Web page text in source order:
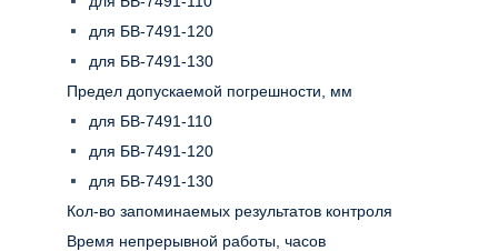
для БВ-7491-120
для БВ-7491-130
Предел допускаемой погрешности, мм
для БВ-7491-110
для БВ-7491-120
для БВ-7491-130
Кол-во запоминаемых результатов контроля
Время непрерывной работы, часов